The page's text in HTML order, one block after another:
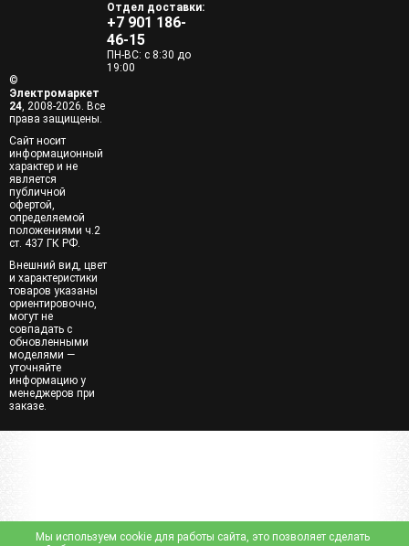
Отдел доставки:
+7 901 186-
46-15
ПН-ВС: с 8:30 до
19:00
©
Электромаркет
24, 2008-2026. Все
права защищены.
Сайт носит
информационный
характер и не
является
публичной
офертой,
определяемой
положениями ч.2
ст. 437 ГК РФ.
Внешний вид, цвет
и характеристики
товаров указаны
ориентировочно,
могут не
совпадать с
обновленными
моделями —
уточняйте
информацию у
менеджеров при
заказе.
Мы используем cookie для работы сайта, это позволяет сделать